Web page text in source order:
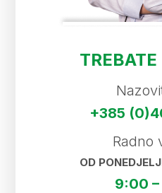
+385
Radno
OD
9:00 –